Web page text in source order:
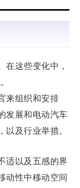
在这些变化中，
来组织和安排
发展和电动汽车
及行业举措。
适以及五感的界
动性中移动空间